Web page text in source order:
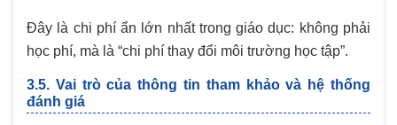
Đây là chi phí ẩn lớn nhất trong giáo dục: không phải
học phí, mà là “chi phí thay đổi môi trường học tập”.
3.5. Vai trò của thông tin tham khảo và hệ thống
đánh giá